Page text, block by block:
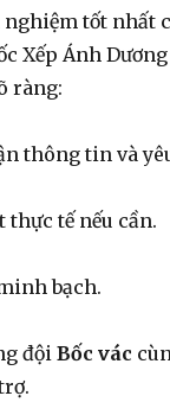
tốt nhất
Xếp Ánh
ràng:
thông tin và
thực tế nếu cần.
bạch.
độiBốc vác